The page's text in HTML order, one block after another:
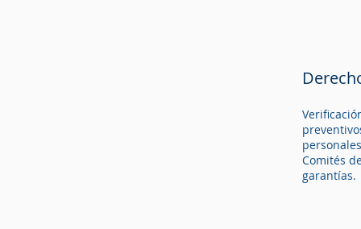
Comités
de
Comités
garantías.